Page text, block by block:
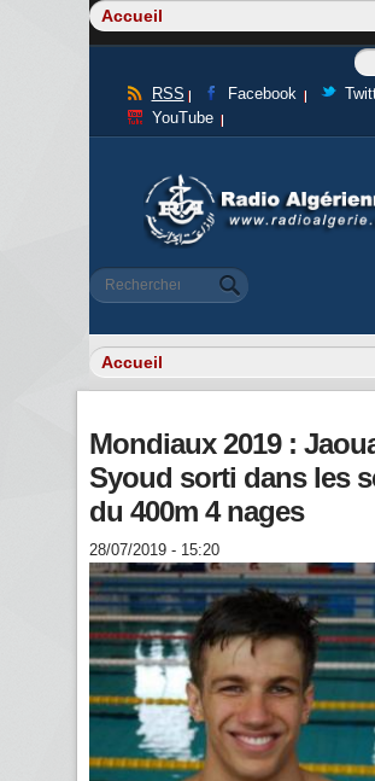
RSS Facebook
YouTube
Formulaire de
Rechercher
Mondiaux 2019 :
Syoud sorti dans les
du 400m 4 nages
28/07/2019 - 15:20